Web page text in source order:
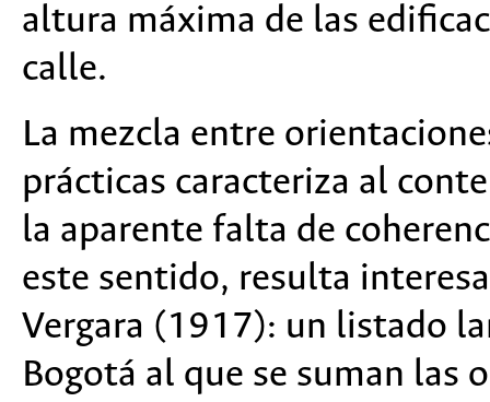
altura máxima de las
calle.
La mezcla entre
prácticas caracteriza al
la aparente falta de
este sentido, resulta
Vergara (1917): un listado
Bogotá al que se suman las